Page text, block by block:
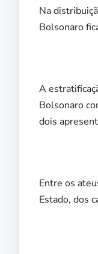
Na
Bolsonaro
A
Bolsonaro
dois
Entre os
Estado, dos